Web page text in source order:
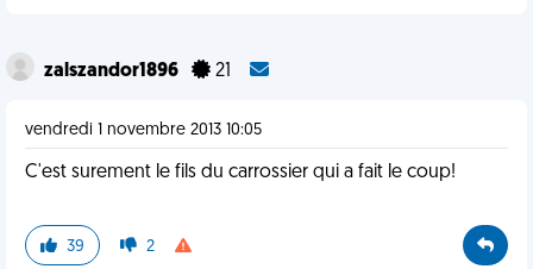
zalszandor1896 21
vendredi 1 novembre 2013 10:05
C'est surement le fils du carrossier qui a fait le coup!
39 2